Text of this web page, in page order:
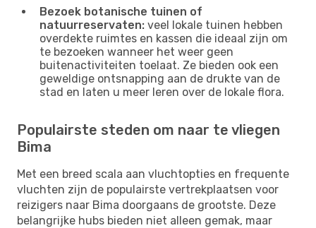
Bezoek botanische tuinen of
natuurreservaten: veel lokale tuinen hebben
overdekte ruimtes en kassen die ideaal zijn om
te bezoeken wanneer het weer geen
buitenactiviteiten toelaat. Ze bieden ook een
geweldige ontsnapping aan de drukte van de
stad en laten u meer leren over de lokale flora.
Populairste steden om naar te vliegen
Bima
Met een breed scala aan vluchtopties en frequente
vluchten zijn de populairste vertrekplaatsen voor
reizigers naar Bima doorgaans de grootste. Deze
belangrijke hubs bieden niet alleen gemak, maar